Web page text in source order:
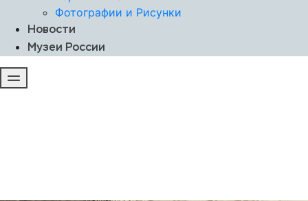
Фотографии и Рисунки
Новости
Музеи России